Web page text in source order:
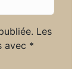
Les
avec *